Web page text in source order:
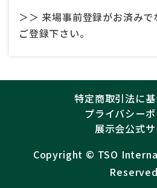
＞＞ 来場事前登録がお済み
ご登録下さい。
特定商取引法に
プライバシー
展示会公式
Copyright ©︎ TSO